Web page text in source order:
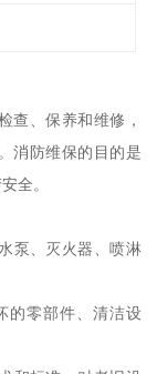
查、保养和维修，
消防维保的目的是
全。
泵、灭火器、喷淋
的零部件、清洁设